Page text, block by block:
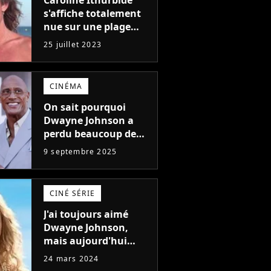
s'affiche totalement
nue sur une plage
naturiste : "je ne
pensais pas que
j'arriverais à le
faire..."
25 juillet 2023
CINÉMA
On sait pourquoi
Dwayne Johnson a
perdu beaucoup de
poids et c'est pour
une raison
importante
9 septembre 2025
CINÉ SÉRIE
J'ai toujours aimé
Dwayne Johnson,
mais aujourd'hui
John Cena est devenu
24 mars 2024